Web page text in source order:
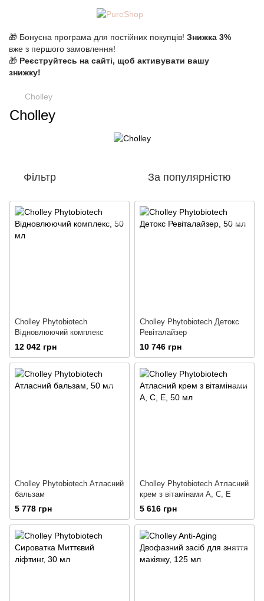
🎁 Бонусна програма для постійних покупців! Знижка 3%
вже з першого замовлення!
🎁 Реєструйтесь на сайті, щоб активувати вашу
знижку!
Cholley
Cholley
Фільтр За популярністю
Cholley Phytobiotech
Відновлюючий комплекс
12 042 грн
Cholley Phytobiotech Детокс
Ревіталайзер
10 746 грн
Cholley Phytobiotech Атласний
бальзам
5 778 грн
Cholley Phytobiotech Атласний
крем з вітамінами А, С, Е
5 616 грн